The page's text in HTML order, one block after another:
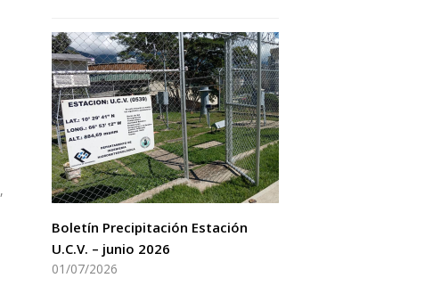
,
Boletín Precipitación Estación
U.C.V. – junio 2026
01/07/2026